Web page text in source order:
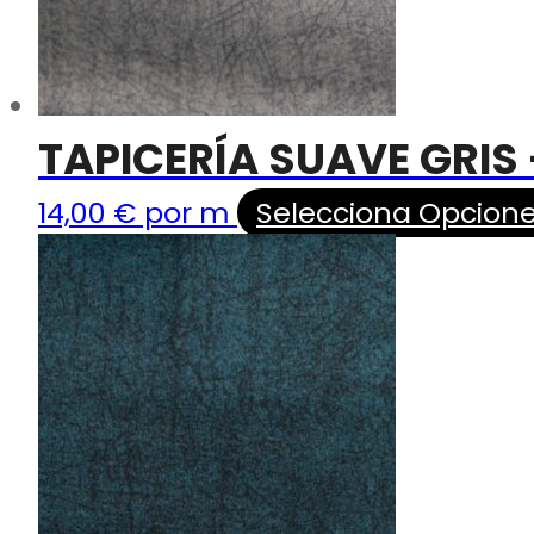
TAPICERÍA SUAVE GRIS
14,00 € por m Selecciona